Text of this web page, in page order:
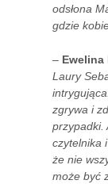
odsłona
gdzie
– Ewelina
Laury
zgrywa i
przypadki.
czytelnika
że nie
może być